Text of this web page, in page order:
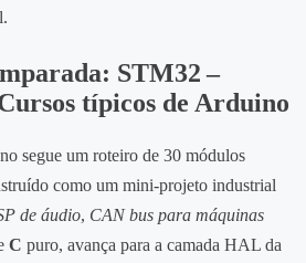
STM32 –
típicos de Arduino
segue um roteiro de 30 módulos
como um mini‑projeto industrial
de áudio, CAN bus para máquinas
C puro, avança para a camada HAL da